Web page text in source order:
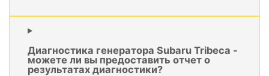
Диагностика генератора Subaru Tribeca -
можете ли вы предоставить отчет о
результатах диагностики?